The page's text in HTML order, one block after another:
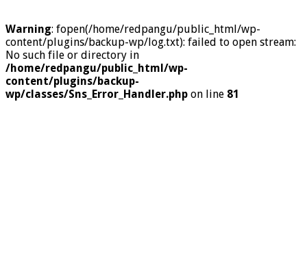
Warning: fopen(/home/redpangu/public_html/wp-
content/plugins/backup-wp/log.txt): failed to open stream:
No such file or directory in
/home/redpangu/public_html/wp-
content/plugins/backup-
wp/classes/Sns_Error_Handler.php on line 81